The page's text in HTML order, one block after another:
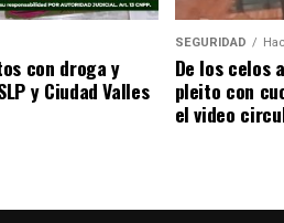
con droga y
y Ciudad Valles
SEGURIDAD
De los celos
pleito con
el video